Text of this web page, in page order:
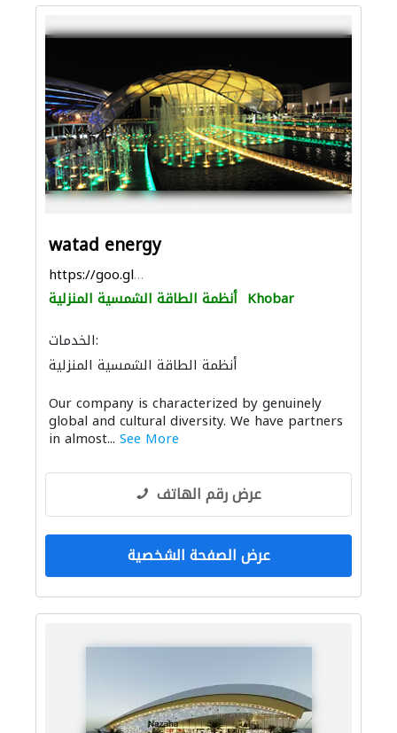
watad energy
https://goo.gl/maps/ARAmwbNdMH7cgk9E7
أنظمة الطاقة الشمسية المنزلية Khobar
الخدمات:
أنظمة الطاقة الشمسية المنزلية
Our company is characterized by genuinely
global and cultural diversity. We have partners
in almost... See More
عرض رقم الهاتف
عرض الصفحة الشخصية